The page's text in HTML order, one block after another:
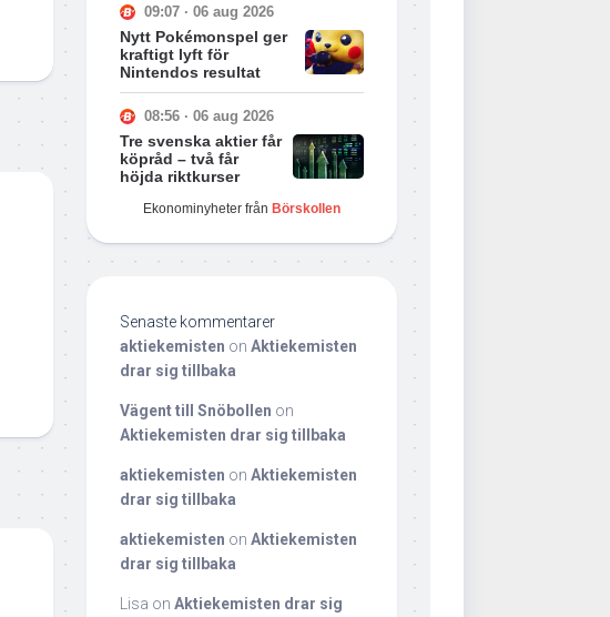
09:07 · 06 aug 2026
Nytt Pokémonspel ger
kraftigt lyft för
Nintendos resultat
08:56 · 06 aug 2026
Tre svenska aktier får
köpråd – två får
höjda riktkurser
Ekonominyheter från Börskollen
Senaste kommentarer
aktiekemisten on Aktiekemisten
drar sig tillbaka
Vägent till Snöbollen on
Aktiekemisten drar sig tillbaka
aktiekemisten on Aktiekemisten
drar sig tillbaka
aktiekemisten on Aktiekemisten
drar sig tillbaka
Lisa on Aktiekemisten drar sig